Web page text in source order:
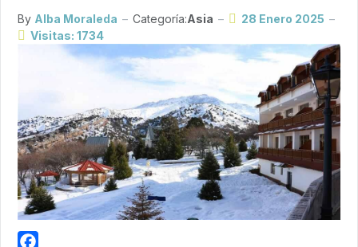
By Alba Moraleda Categoría:Asia
28 Enero 2025
Visitas: 1734